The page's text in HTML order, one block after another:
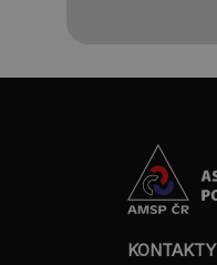
KONTAKTY